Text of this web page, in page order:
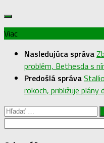
Viac
Nasledujúca správa
problém, Bethesda s
Predošlá správa
rokoch, približuje plány
Hľadať: